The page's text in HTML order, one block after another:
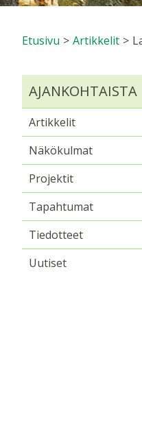
Etusivu > Artikkelit >
AJANKOHTAISTA
Artikkelit
Näkökulmat
Projektit
Tapahtumat
Tiedotteet
Uutiset